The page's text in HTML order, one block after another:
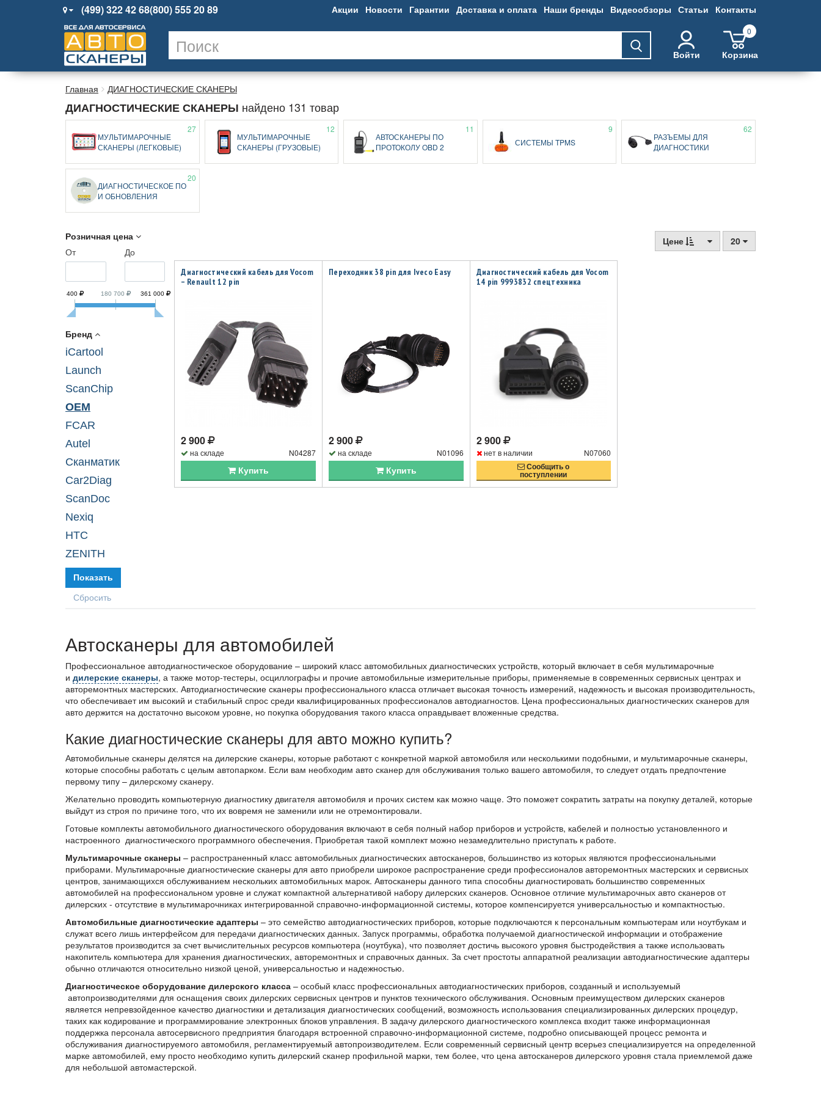
(499) 322 42 68(800) 555 20 89 Акции Новости Гарантии Доставка и оплата Наши бренды Видеообзоры Статьи Контакты
Войти
0
Корзина
Главная ДИАГНОСТИЧЕСКИЕ СКАНЕРЫ
ДИАГНОСТИЧЕСКИЕ СКАНЕРЫ найдено 131 товар
МУЛЬТИМАРОЧНЫЕ
СКАНЕРЫ (ЛЕГКОВЫЕ)
27
МУЛЬТИМАРОЧНЫЕ
СКАНЕРЫ (ГРУЗОВЫЕ)
12
АВТОСКАНЕРЫ ПО
ПРОТОКОЛУ OBD 2
11
СИСТЕМЫ TPMS
9
РАЗЪЕМЫ ДЛЯ
ДИАГНОСТИКИ
62
ДИАГНОСТИЧЕСКОЕ ПО
И ОБНОВЛЕНИЯ
20
Розничная цена
От
До
400 180 700 361 000
Бренд
iCartool
Launch
ScanChip
OEM
FCAR
Autel
Сканматик
Car2Diag
ScanDoc
Nexiq
НТС
ZENITH
Цене 20
Диагностический кабель для Vocom
– Renault 12 pin
2 900
на складе N04287
Купить
Переходник 38 pin для Iveco Easy
2 900
на складе N01096
Купить
Диагностический кабель для Vocom
14 pin 9993832 спецтехника
2 900
нет в наличии N07060
Сообщить о
поступлении
Автосканеры для автомобилей
Профессиональное автодиагностическое оборудование – широкий класс автомобильных диагностических устройств, который включает в себя мультимарочные
и дилерские сканеры, а также мотор-тестеры, осциллографы и прочие автомобильные измерительные приборы, применяемые в современных сервисных центрах и
авторемонтных мастерских. Автодиагностические сканеры профессионального класса отличает высокая точность измерений, надежность и высокая производительность,
что обеспечивает им высокий и стабильный спрос среди квалифицированных профессионалов автодиагностов. Цена профессиональных диагностических сканеров для
авто держится на достаточно высоком уровне, но покупка оборудования такого класса оправдывает вложенные средства.
Какие диагностические сканеры для авто можно купить?
Автомобильные сканеры делятся на дилерские сканеры, которые работают с конкретной маркой автомобиля или несколькими подобными, и мультимарочные сканеры,
которые способны работать с целым автопарком. Если вам необходим авто сканер для обслуживания только вашего автомобиля, то следует отдать предпочтение
первому типу – дилерскому сканеру.
Желательно проводить компьютерную диагностику двигателя автомобиля и прочих систем как можно чаще. Это поможет сократить затраты на покупку деталей, которые
выйдут из строя по причине того, что их вовремя не заменили или не отремонтировали.
Готовые комплекты автомобильного диагностического оборудования включают в себя полный набор приборов и устройств, кабелей и полностью установленного и
настроенного диагностического программного обеспечения. Приобретая такой комплект можно незамедлительно приступать к работе.
Мультимарочные сканеры – распространенный класс автомобильных диагностических автосканеров, большинство из которых являются профессиональными
приборами. Мультимарочные диагностические сканеры для авто приобрели широкое распространение среди профессионалов авторемонтных мастерских и сервисных
центров, занимающихся обслуживанием нескольких автомобильных марок. Автосканеры данного типа способны диагностировать большинство современных
автомобилей на профессиональном уровне и служат компактной альтернативой набору дилерских сканеров. Основное отличие мультимарочных авто сканеров от
дилерских - отсутствие в мультимарочниках интегрированной справочно-информационной системы, которое компенсируется универсальностью и компактностью.
Автомобильные диагностические адаптеры – это семейство автодиагностических приборов, которые подключаются к персональным компьютерам или ноутбукам и
служат всего лишь интерфейсом для передачи диагностических данных. Запуск программы, обработка получаемой диагностической информации и отображение
результатов производится за счет вычислительных ресурсов компьютера (ноутбука), что позволяет достичь высокого уровня быстродействия а также использовать
накопитель компьютера для хранения диагностических, авторемонтных и справочных данных. За счет простоты аппаратной реализации автодиагностические адаптеры
обычно отличаются относительно низкой ценой, универсальностью и надежностью.
Диагностическое оборудование дилерского класса – особый класс профессиональных автодиагностических приборов, созданный и используемый
автопроизводителями для оснащения своих дилерских сервисных центров и пунктов технического обслуживания. Основным преимуществом дилерских сканеров
является непревзойденное качество диагностики и детализация диагностических сообщений, возможность использования специализированных дилерских процедур,
таких как кодирование и программирование электронных блоков управления. В задачу дилерского диагностического комплекса входит также информационная
поддержка персонала автосервисного предприятия благодаря встроенной справочно-информационной системе, подробно описывающей процесс ремонта и
обслуживания диагностируемого автомобиля, регламентируемый автопроизводителем. Если современный сервисный центр всерьез специализируется на определенной
марке автомобилей, ему просто необходимо купить дилерский сканер профильной марки, тем более, что цена автосканеров дилерского уровня стала приемлемой даже
для небольшой автомастерской.